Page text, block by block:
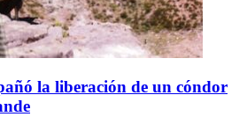
la liberación de un cóndor